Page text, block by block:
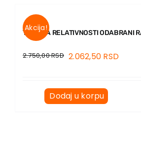
Akcija!
TEORIJA RELATIVNOSTI ODABRANI
2.750,00RSD 2.062,50 RSD
Dodaj u korpu